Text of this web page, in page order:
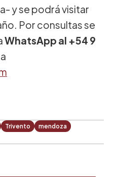
y se podrá visitar
Por consultas se
WhatsApp al +54 9
Trivento
mendoza